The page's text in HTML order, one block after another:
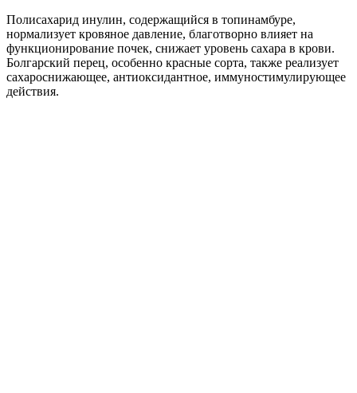
Полисахарид инулин, содержащийся в топинамбуре,
нормализует кровяное давление, благотворно влияет на
функционирование почек, снижает уровень сахара в крови.
Болгарский перец, особенно красные сорта, также реализует
сахароснижающее, антиоксидантное, иммуностимулирующее
действия.